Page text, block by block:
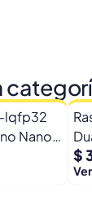
lqfp32
Nano
$